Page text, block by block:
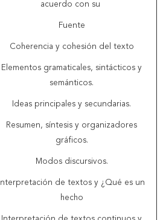
acuerdo con su
Fuente
Coherencia y cohesión del texto
Elementos gramaticales, sintácticos y
semánticos.
Ideas principales y secundarias.
Resumen, síntesis y organizadores
gráficos.
Modos discursivos.
Interpretación de textos y ¿Qué es un
hecho